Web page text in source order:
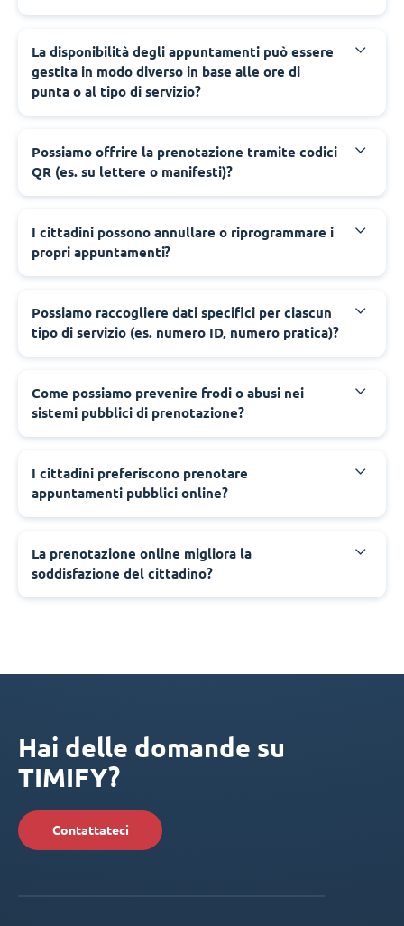
‍La disponibilità degli appuntamenti può essere
gestita in modo diverso in base alle ore di
punta o al tipo di servizio?
‍Possiamo offrire la prenotazione tramite codici
QR (es. su lettere o manifesti)?
‍I cittadini possono annullare o riprogrammare i
propri appuntamenti?
‍Possiamo raccogliere dati specifici per ciascun
tipo di servizio (es. numero ID, numero pratica)?
‍Come possiamo prevenire frodi o abusi nei
sistemi pubblici di prenotazione?
‍I cittadini preferiscono prenotare
appuntamenti pubblici online?
‍La prenotazione online migliora la
soddisfazione del cittadino?
Hai delle domande su
TIMIFY?
Contattateci